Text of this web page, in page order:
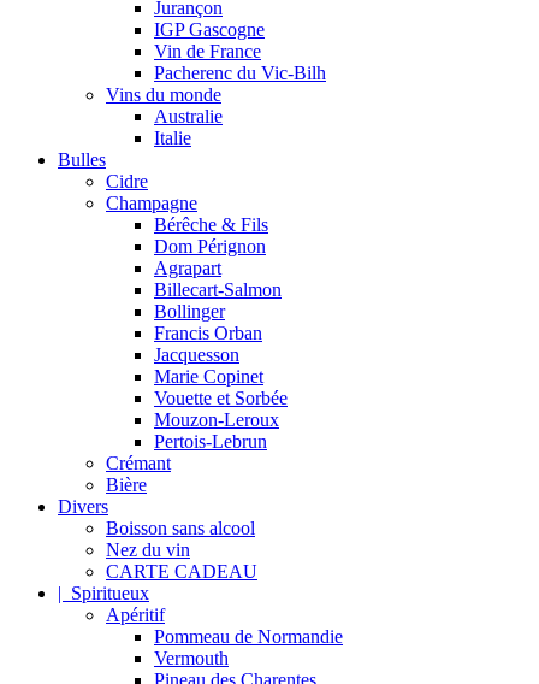
Jurançon
IGP Gascogne
Vin de France
Pacherenc du Vic-Bilh
Vins du monde
Australie
Italie
Bulles
Cidre
Champagne
Bérêche & Fils
Dom Pérignon
Agrapart
Billecart-Salmon
Bollinger
Francis Orban
Jacquesson
Marie Copinet
Vouette et Sorbée
Mouzon-Leroux
Pertois-Lebrun
Crémant
Bière
Divers
Boisson sans alcool
Nez du vin
CARTE CADEAU
| Spiritueux
Apéritif
Pommeau de Normandie
Vermouth
Pineau des Charentes